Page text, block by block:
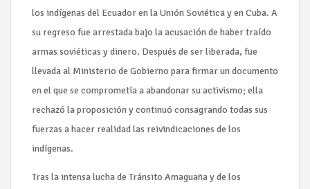
los indígenas del Ecuador en la Unión Soviética y en Cuba. A
su regreso fue arrestada bajo la acusación de haber traído
armas soviéticas y dinero. Después de ser liberada, fue
llevada al Ministerio de Gobierno para firmar un documento
en el que se comprometía a abandonar su activismo; ella
rechazó la proposición y continuó consagrando todas sus
fuerzas a hacer realidad las reivindicaciones de los
indígenas.
Tras la intensa lucha de Tránsito Amaguaña y de los